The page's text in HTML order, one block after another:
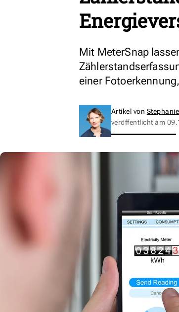
Mit MeterSnap
einer
Artikel von
veröffentlicht am